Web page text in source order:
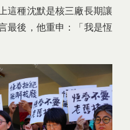
這種沈默是核三廠長期讓
最後，他重申：「我是恆